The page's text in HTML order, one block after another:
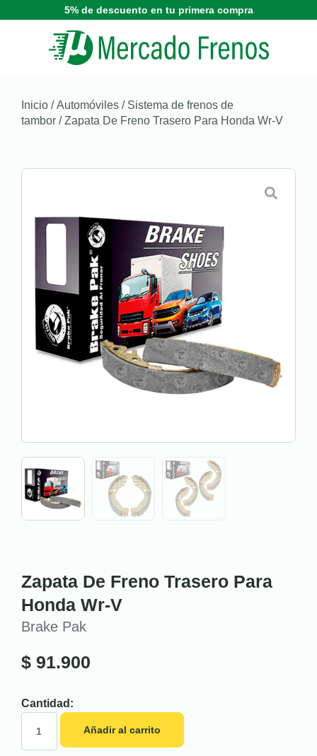
5% de descuento en tu primera compra
Inicio /Automóviles / Sistema de frenos de
tambor / Zapata De Freno Trasero Para Honda Wr-V
Zapata De Freno Trasero Para
Honda Wr-V
Brake Pak
$ 91.900
Cantidad:
Añadir al carrito